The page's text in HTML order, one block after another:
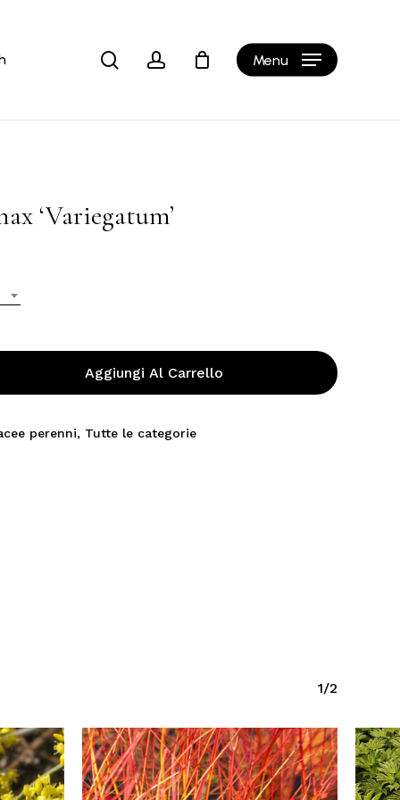
searchaccount Menu Cart
‘Variegatum’
Aggiungi Al Carrello
perenni, Tutte le categorie
1/2